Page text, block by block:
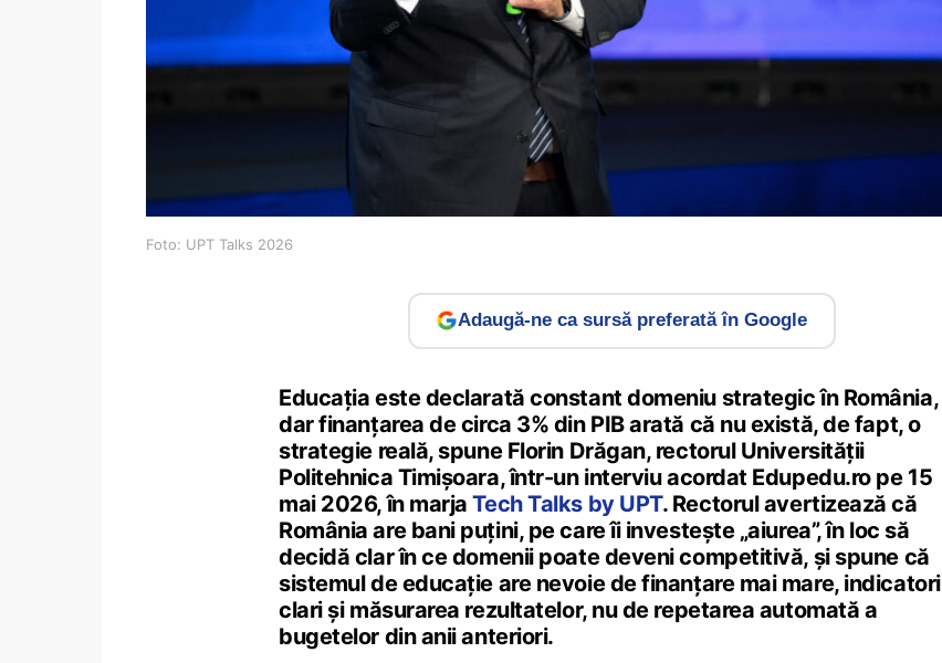
Foto: UPT Talks 2026
Adaugă-ne ca sursă preferată în Google
Educația este declarată constant domeniu strategic în România,
dar finanțarea de circa 3% din PIB arată că nu există, de fapt, o
strategie reală, spune Florin Drăgan, rectorul Universității
Politehnica Timișoara, într-un interviu acordat Edupedu.ro pe 15
mai 2026, în marjaTech Talks by UPT. Rectorul avertizează că
România are bani puțini, pe care îi investește „aiurea”, în loc să
decidă clar în ce domenii poate deveni competitivă, și spune că
sistemul de educație are nevoie de finanțare mai mare, indicatori
clari și măsurarea rezultatelor, nu de repetarea automată a
bugetelor din anii anteriori.